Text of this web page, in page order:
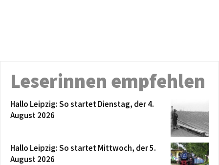
Leserinnen empfehlen
Hallo Leipzig: So startet Dienstag, der 4.
August 2026
Hallo Leipzig: So startet Mittwoch, der 5.
August 2026